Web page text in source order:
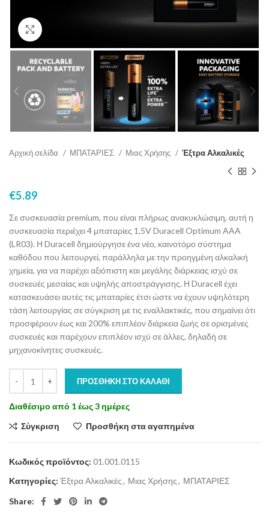
Αρχική σελίδα ΜΠΑΤΑΡΙΕΣ Μιας Χρήσης Έξτρα Αλκαλικές
€5.89
Σε συσκευασία premium, που είναι πλήρως ανακυκλώσιμη, αυτή η
συσκευασία περιέχει 4 μπαταρίες 1,5V Duracell Optimum AAA
(LR03). Η Duracell δημιούργησε ένα νέο, καινοτόμο σύστημα
καθόδου που λειτουργεί, παράλληλα με την προηγμένη αλκαλική
χημεία, για να παρέχει αξιόπιστη και μεγάλης διάρκειας ισχύ σε
συσκευές μεσαίας και υψηλής αποστράγγισης. Η Duracell έχει
κατασκευάσει αυτές τις μπαταρίες έτσι ώστε να έχουν υψηλότερη
τάση λειτουργίας σε σύγκριση με τις εναλλακτικές, που σημαίνει ότι
προσφέρουν έως και 200% επιπλέον διάρκεια ζωής σε ορισμένες
συσκευές και παρέχουν επιπλέον ισχύ σε άλλες, δηλαδή σε
μηχανοκίνητες συσκευές.
ΠΡΟΣΘΉΚΗ ΣΤΟ ΚΑΛΆΘΙ
Διαθέσιμο από 1 έως 3 ημέρες
Σύγκριση
Προσθήκη στα αγαπημένα
Κωδικός προϊόντος: 01.001.0115
Κατηγορίες: Έξτρα Αλκαλικές, Μιας Χρήσης, ΜΠΑΤΑΡΙΕΣ
Share: